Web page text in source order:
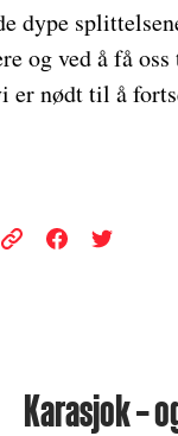
dype
og ved å få
er nødt til å
Karasjok –